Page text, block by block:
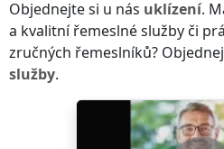
Objednejte si u nás uklízení.
a kvalitní řemeslné služby či
zručných řemeslníků?
služby.